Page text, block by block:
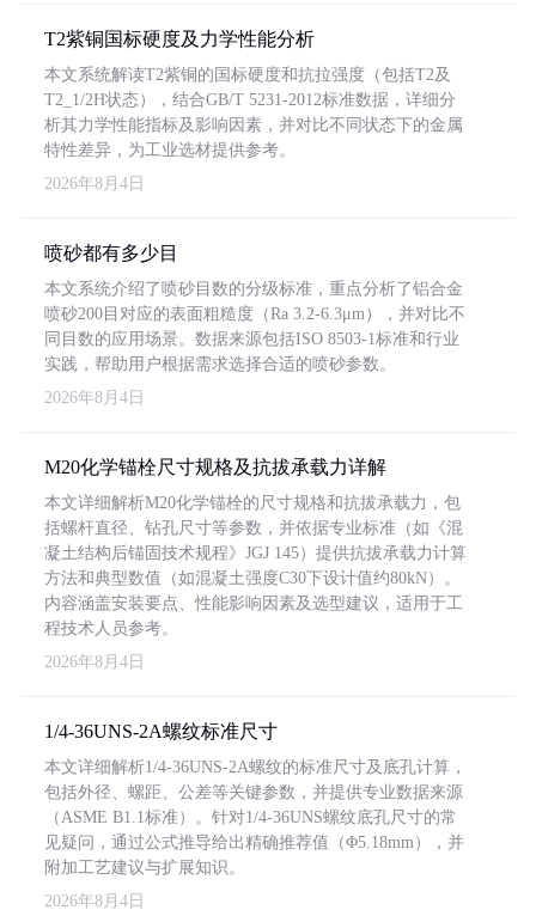
T2紫铜国标硬度及力学性能分析
本文系统解读T2紫铜的国标硬度和抗拉强度（包括T2及
T2_1/2H状态），结合GB/T 5231-2012标准数据，详细分
析其力学性能指标及影响因素，并对比不同状态下的金属
特性差异，为工业选材提供参考。
2026年8月4日
喷砂都有多少目
本文系统介绍了喷砂目数的分级标准，重点分析了铝合金
喷砂200目对应的表面粗糙度（Ra 3.2-6.3μm），并对比不
同目数的应用场景。数据来源包括ISO 8503-1标准和行业
实践，帮助用户根据需求选择合适的喷砂参数。
2026年8月4日
M20化学锚栓尺寸规格及抗拔承载力详解
本文详细解析M20化学锚栓的尺寸规格和抗拔承载力，包
括螺杆直径、钻孔尺寸等参数，并依据专业标准（如《混
凝土结构后锚固技术规程》JGJ 145）提供抗拔承载力计算
方法和典型数值（如混凝土强度C30下设计值约80kN）。
内容涵盖安装要点、性能影响因素及选型建议，适用于工
程技术人员参考。
2026年8月4日
1/4-36UNS-2A螺纹标准尺寸
本文详细解析1/4-36UNS-2A螺纹的标准尺寸及底孔计算，
包括外径、螺距、公差等关键参数，并提供专业数据来源
（ASME B1.1标准）。针对1/4-36UNS螺纹底孔尺寸的常
见疑问，通过公式推导给出精确推荐值（Φ5.18mm），并
附加工艺建议与扩展知识。
2026年8月4日